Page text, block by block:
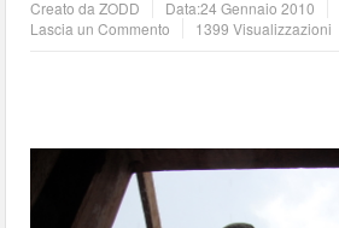
Creato daZODD Data:24 Gennaio 2010
Lascia un Commento
1399 Visualizzazioni